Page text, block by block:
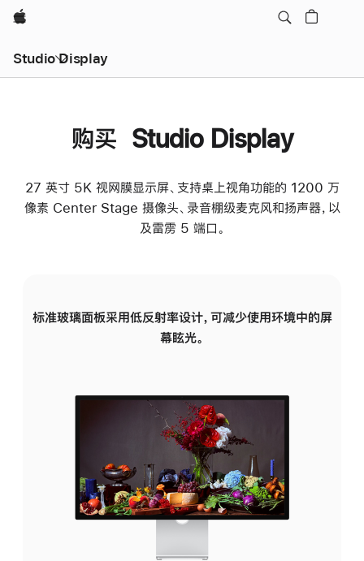
Apple
Studio Display
购买 Studio Display
27 英寸 5K 视网膜显示屏、支持桌上视角功能的 1200 万
像素 Center Stage 摄像头、录音棚级麦克风和扬声器，以
及雷雳 5 端口。
标准玻璃面板采用低反射率设计，可减少使用环境中的屏
幕眩光。